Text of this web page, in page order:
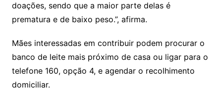
doações, sendo que a maior parte delas é
prematura e de baixo peso.”, afirma.
Mães interessadas em contribuir podem procurar o
banco de leite mais próximo de casa ou ligar para o
telefone 160, opção 4, e agendar o recolhimento
domiciliar.